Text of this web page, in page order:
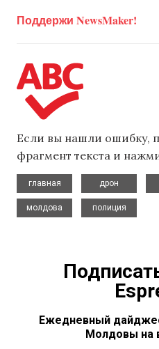
Поддержи NewsMaker!
Если вы нашли ошибку,
фрагмент текста и
главная
дрон
молдова
полиция
Ежедневный
Молдовы на